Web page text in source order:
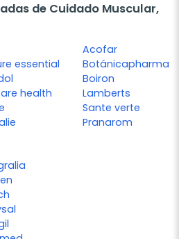
de Cuidado Muscular,
essential
health
Acofar
Botánicapharma
Boiron
Lamberts
Sante verte
Pranarom